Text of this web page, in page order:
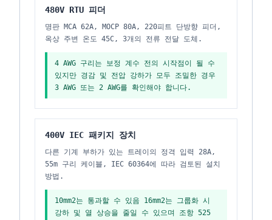
480V RTU 피더
명판 MCA 62A, MOCP 80A, 220피트 단방향 피더,
옥상 주변 온도 45C, 3개의 전류 전달 도체.
4 AWG 구리는 보정 계수 전의 시작점이 될 수
있지만 경감 및 전압 강하가 모두 조밀한 경우
3 AWG 또는 2 AWG를 확인해야 합니다.
400V IEC 패키지 장치
다른 기계 부하가 있는 트레이의 정격 입력 28A,
55m 구리 케이블, IEC 60364에 따라 검토된 설치
방법.
10mm2는 통과할 수 있음 16mm2는 그룹화 시
강하 및 열 상승을 줄일 수 있으며 조항 525